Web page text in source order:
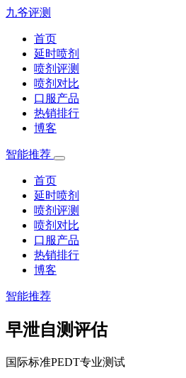
九爷评测
首页
延时喷剂
喷剂评测
喷剂对比
口服产品
热销排行
博客
智能推荐
首页
延时喷剂
喷剂评测
喷剂对比
口服产品
热销排行
博客
智能推荐
早泄自测评估
国际标准PEDT专业测试